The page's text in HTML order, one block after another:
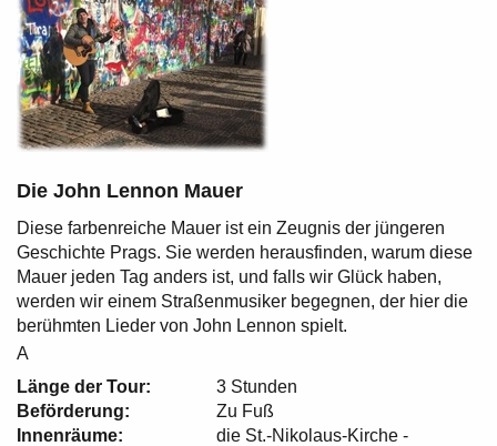
Die John Lennon Mauer
Diese farbenreiche Mauer ist ein Zeugnis der jüngeren
Geschichte Prags. Sie werden herausfinden, warum diese
Mauer jeden Tag anders ist, und falls wir Glück haben,
werden wir einem Straßenmusiker begegnen, der hier die
berühmten Lieder von John Lennon spielt.
A
Länge der Tour:
3 Stunden
Beförderung:
Zu Fuß
Innenräume:
die St.-Nikolaus-Kirche -